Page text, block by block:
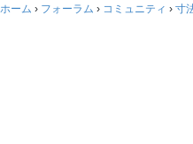
ホーム › フォーラム › コミュニティ › 寸